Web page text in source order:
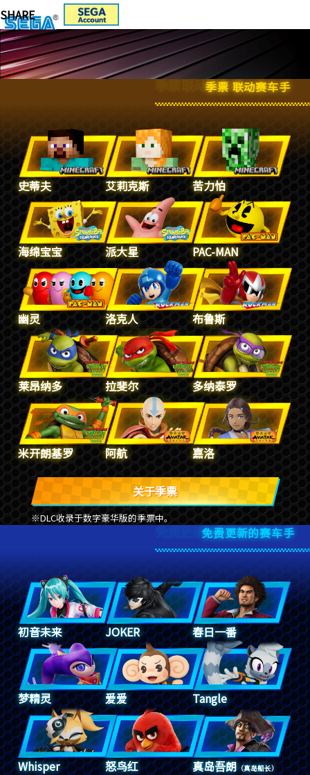
季票 联动赛车手
季票 联动赛车手
史蒂夫 艾莉克斯 苦力怕
海绵宝宝 派大星 PAC-MAN
幽灵 洛克人 布鲁斯
莱昂纳多 拉斐尔 多纳泰罗
米开朗基罗 阿航 嘉洛
关于季票
DLC收录于数字豪华版的季票中。
免费更新的赛车手
免费更新的赛车手
初音未来 JOKER 春日一番
梦精灵 爱爱 Tangle
Whisper 怒鸟红 真岛吾朗（真岛船长）